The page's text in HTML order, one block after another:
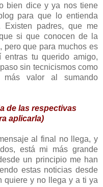
bien dice y ya nos tiene
para que lo entienda
padres, que me
si que conocen de la
pero que para muchos es
tu querido amigo,
sin tecnicismos como
más valor al sumando
de las respectivas
aplicarla)
al final no llega, y
está mi más grande
un principio me han
estas noticias desde
quiere y no llega y a ti ya